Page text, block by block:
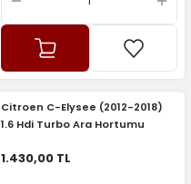
Citroen C-Elysee (2012-2018)
1.6 Hdi Turbo Ara Hortumu
1.430,00 TL